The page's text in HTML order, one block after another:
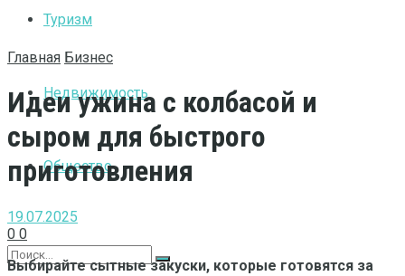
Туризм
Недвижимость
Общество
Главная Бизнес
Идеи ужина с колбасой и
сыром для быстрого
приготовления
19.07.2025
0 0
Выбирайте сытные закуски, которые готовятся за